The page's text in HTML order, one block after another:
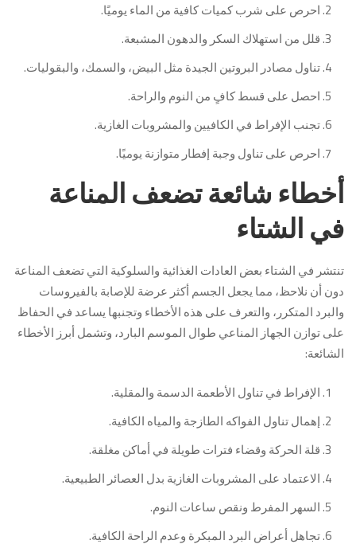
احرص على شرب كميات كافية من الماء يوميًا.
قلل من استهلاك السكر والدهون المشبعة.
تناول مصادر البروتين الجيدة مثل البيض، والسمك، والبقوليات.
احصل على قسط كافٍ من النوم والراحة.
تجنب الإفراط في الكافيين والمشروبات الغازية.
احرص على تناول وجبة إفطار متوازنة يوميًا.
أخطاء شائعة تضعف المناعة
في الشتاء
تنتشر في الشتاء بعض العادات الغذائية والسلوكية التي تضعف المناعة
دون أن نلاحظ، مما يجعل الجسم أكثر عرضة للإصابة بالفيروسات
والبرد المتكرر، والتعرف على هذه الأخطاء وتجنبها يساعد في الحفاظ
على توازن الجهاز المناعي طوال الموسم البارد، وتشمل أبرز الأخطاء
الشائعة:
الإفراط في تناول الأطعمة الدسمة والمقلية.
إهمال تناول الفواكه الطازجة والمياه الكافية.
قلة الحركة وقضاء فترات طويلة في أماكن مغلقة.
الاعتماد على المشروبات الغازية بدل العصائر الطبيعية.
السهر المفرط ونقص ساعات النوم.
تجاهل أعراض البرد المبكرة وعدم الراحة الكافية.